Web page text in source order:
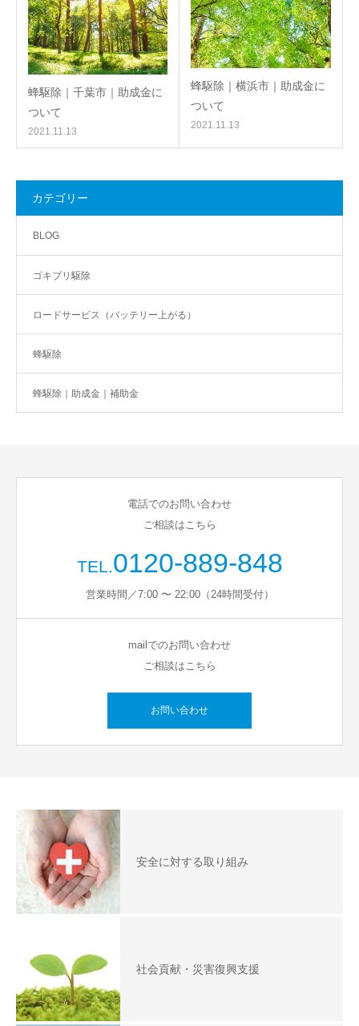
蜂駆除｜千葉市｜助成金に
ついて
2021.11.13
蜂駆除｜横浜市｜助成金に
ついて
2021.11.13
カテゴリー
BLOG
ゴキブリ駆除
ロードサービス（バッテリー上がる）
蜂駆除
蜂駆除｜助成金｜補助金
電話でのお問い合わせ
ご相談はこちら
TEL.0120-889-848
営業時間／7:00 〜 22:00（24時間受付）
mailでのお問い合わせ
ご相談はこちら
お問い合わせ
安全に対する取り組み
社会貢献・災害復興支援